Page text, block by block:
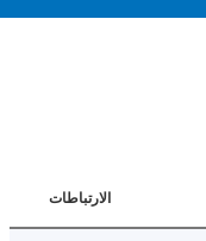
الارتباطات